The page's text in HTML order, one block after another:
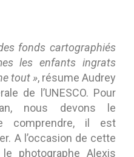
fonds cartographiés
les enfants ingrats
tout », résume Audrey
de l’UNESCO. Pour
nous devons le
comprendre, il est
A l’occasion de cette
le photographe Alexis